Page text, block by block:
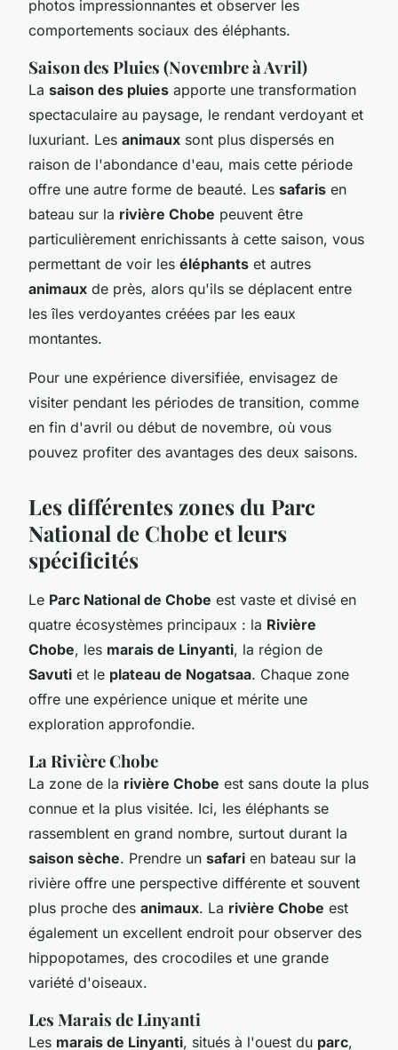
photos impressionnantes et observer les
comportements sociaux des éléphants.
Saison des Pluies (Novembre à Avril)
La saison des pluies apporte une transformation
spectaculaire au paysage, le rendant verdoyant et
luxuriant. Les animaux sont plus dispersés en
raison de l'abondance d'eau, mais cette période
offre une autre forme de beauté. Les safaris en
bateau sur la rivière Chobe peuvent être
particulièrement enrichissants à cette saison, vous
permettant de voir les éléphants et autres
animaux de près, alors qu'ils se déplacent entre
les îles verdoyantes créées par les eaux
montantes.
Pour une expérience diversifiée, envisagez de
visiter pendant les périodes de transition, comme
en fin d'avril ou début de novembre, où vous
pouvez profiter des avantages des deux saisons.
Les différentes zones du Parc
National de Chobe et leurs
spécificités
Le Parc National de Chobe est vaste et divisé en
quatre écosystèmes principaux : la Rivière
Chobe, les marais de Linyanti, la région de
Savuti et le plateau de Nogatsaa. Chaque zone
offre une expérience unique et mérite une
exploration approfondie.
La Rivière Chobe
La zone de la rivière Chobe est sans doute la plus
connue et la plus visitée. Ici, les éléphants se
rassemblent en grand nombre, surtout durant la
saison sèche. Prendre un safari en bateau sur la
rivière offre une perspective différente et souvent
plus proche des animaux. La rivière Chobe est
également un excellent endroit pour observer des
hippopotames, des crocodiles et une grande
variété d'oiseaux.
Les Marais de Linyanti
Les marais de Linyanti, situés à l'ouest du parc,